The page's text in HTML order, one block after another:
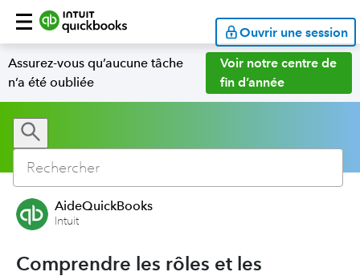
Ouvrir une session
Assurez-vous qu’aucune tâche
n’a été oubliée
Voir notre centre de
fin d’année
AideQuickBooks
Intuit
Comprendre les rôles et les